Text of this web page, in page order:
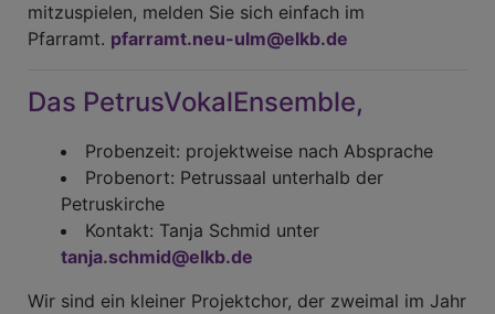
mitzuspielen, melden Sie sich einfach im
Pfarramt. pfarramt.neu-ulm@elkb.de
Das PetrusVokalEnsemble,
Probenzeit: projektweise nach Absprache
Probenort: Petrussaal unterhalb der
Petruskirche
Kontakt: Tanja Schmid unter
tanja.schmid@elkb.de
Wir sind ein kleiner Projektchor, der zweimal im Jahr